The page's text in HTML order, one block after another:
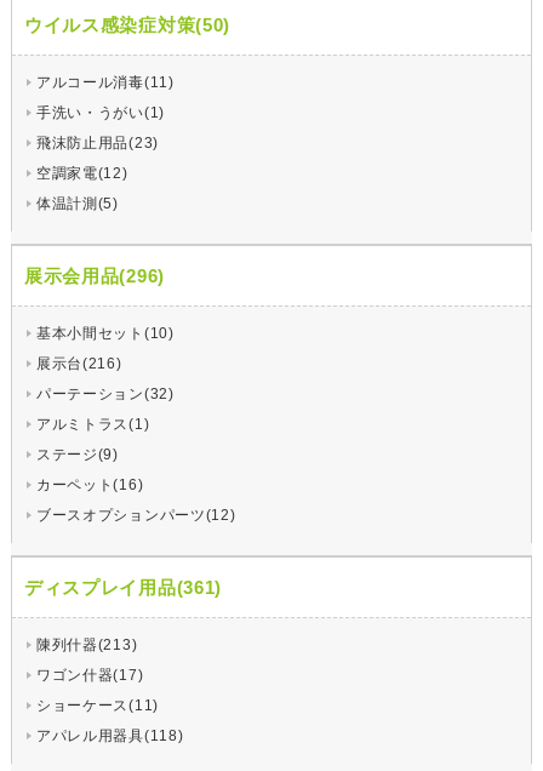
ウイルス感染症対策(50)
アルコール消毒(11)
手洗い・うがい(1)
飛沫防止用品(23)
空調家電(12)
体温計測(5)
展示会用品(296)
基本小間セット(10)
展示台(216)
パーテーション(32)
アルミトラス(1)
ステージ(9)
カーペット(16)
ブースオプションパーツ(12)
ディスプレイ用品(361)
陳列什器(213)
ワゴン什器(17)
ショーケース(11)
アパレル用器具(118)